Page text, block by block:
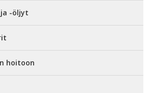
-öljyt
hoitoon